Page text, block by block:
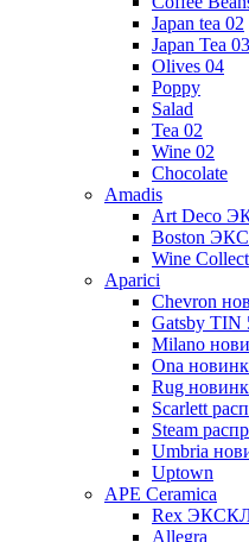
Japan tea 02
Japan Tea 03
Olives 04
Poppy
Salad
Tea 02
Wine 02
Chocolate
Amadis
Art Deco
Boston
Wine
Aparici
Chevron
Gatsby TIN
Milano
Ona
Rug
Scarlett
Steam
Umbria
Uptown
APE Ceramica
Rex
Allegra